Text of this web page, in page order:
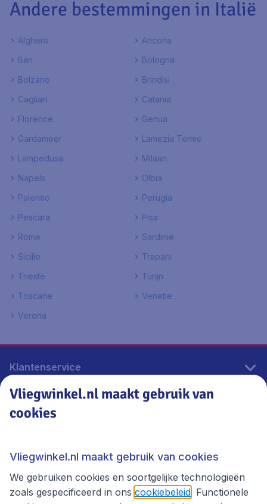
Andere bestemmingen in Italië
Alghero
Ancona
Bari
Bologna
Bolzano
Brindisi
Cagliari
Catania
Florence
Genua
Gardameer
Lamezia Terme
Lampedusa
Milaan
Napels
Olbia
Palermo
Perugia
Pescara
Pisa
Rome
Sardinie
Sicilie
Trapani
Trieste
Turijn
Toscane
Venetie
Verona
Klantenservice
Vliegwinkel.nl
Thema's
Vliegwinkel.nl maakt gebruik van
cookies
Vliegwinkel.nl maakt gebruik van cookies
We gebruiken cookies en soortgelijke technologieën
zoals gespecificeerd in ons cookiebeleid . Functionele